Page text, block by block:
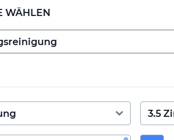
WÄHLEN